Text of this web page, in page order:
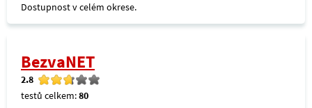
Dostupnost v celém okrese.
BezvaNET
2.8
testů celkem:80